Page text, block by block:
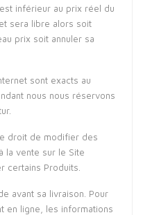
inférieur au prix réel du
sera libre alors soit
prix soit annuler sa
sont exacts au
nous nous réservons
droit de modifier des
la vente sur le Site
certains Produits.
avant sa livraison. Pour
en ligne, les informations